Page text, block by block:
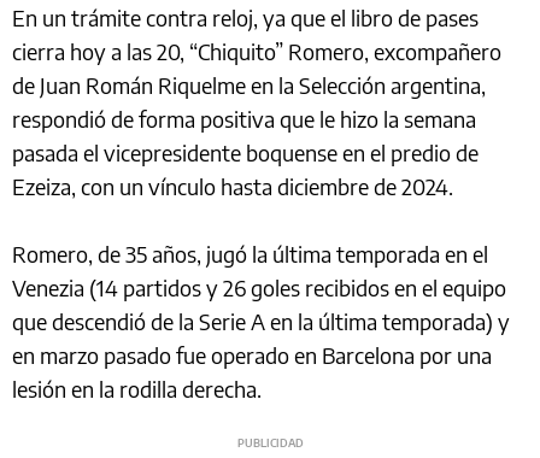
En un trámite contra reloj, ya que el libro de pases
cierra hoy a las 20, “Chiquito” Romero, excompañero
de Juan Román Riquelme en la Selección argentina,
respondió de forma positiva que le hizo la semana
pasada el vicepresidente boquense en el predio de
Ezeiza, con un vínculo hasta diciembre de 2024.
Romero, de 35 años, jugó la última temporada en el
Venezia (14 partidos y 26 goles recibidos en el equipo
que descendió de la Serie A en la última temporada) y
en marzo pasado fue operado en Barcelona por una
lesión en la rodilla derecha.